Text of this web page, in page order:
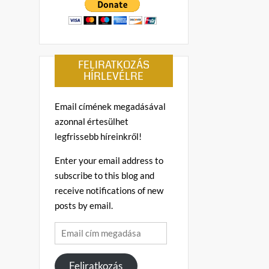
FELIRATKOZÁS
HÍRLEVÉLRE
Email címének megadásával
azonnal értesülhet
legfrissebb híreinkről!
Enter your email address to
subscribe to this blog and
receive notifications of new
posts by email.
Email
cím
megadása
Feliratkozás